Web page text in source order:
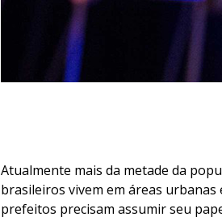
Atualmente mais da metade da
brasileiros vivem em áreas urbanas
prefeitos precisam assumir seu